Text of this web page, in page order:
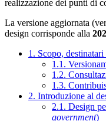
realizzazione dei punti di
La versione aggiornata
design corrisponde alla
1. Scopo,
1.1.
1.2.
1.3.
2. Introduzione al
2.1. Design
government)